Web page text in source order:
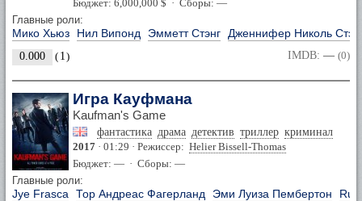
Бюджет: 6,000,000 $ · Сборы: —
Главные роли:
Мико Хьюз Нил Випонд Эмметт Стэнг Дженнифер Николь
0.000 ( 1) IMDB: — (0)
Игра Кауфмана
Kaufman's Game
фантастика драма детектив триллер криминал
2017 · 01:29 · Режиссер: Helier Bissell-Thomas
Бюджет: — · Сборы: —
Главные роли:
Jye Frasca Тор Андреас Фагерланд Эми Луиза Пембертон